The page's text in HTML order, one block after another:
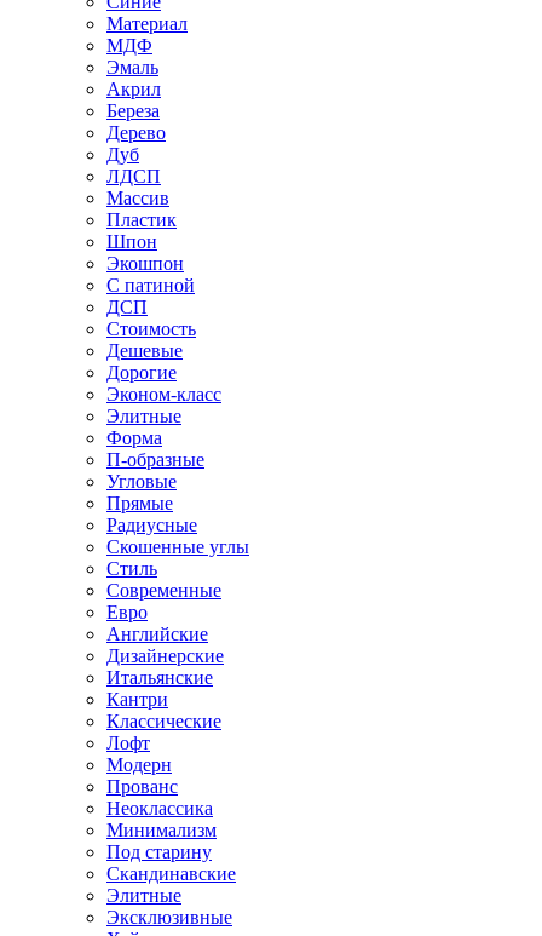
Материал
МДФ
Эмаль
Акрил
Береза
Дерево
Дуб
ЛДСП
Массив
Пластик
Шпон
Экошпон
С патиной
ДСП
Стоимость
Дешевые
Дорогие
Эконом-класс
Элитные
Форма
П-образные
Угловые
Прямые
Радиусные
Скошенные углы
Стиль
Современные
Евро
Английские
Дизайнерские
Итальянские
Кантри
Классические
Лофт
Модерн
Прованс
Неоклассика
Минимализм
Под старину
Скандинавские
Элитные
Эксклюзивные